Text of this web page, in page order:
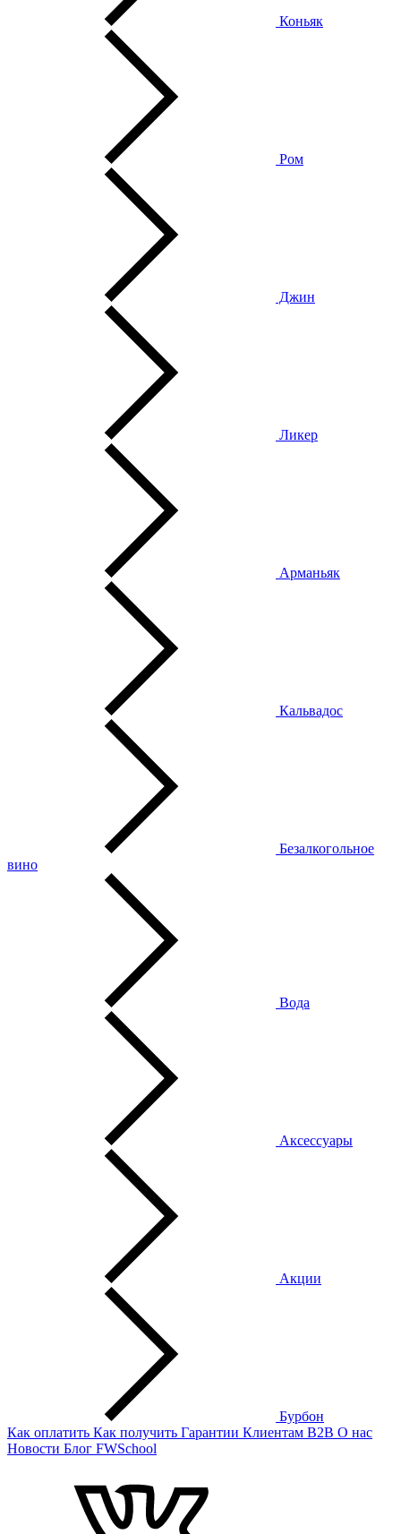
Коньяк
Ром
Джин
Ликер
Арманьяк
Кальвадос
Безалкогольное
вино
Вода
Аксессуары
Акции
Бурбон
Как оплатить Как получить Гарантии Клиентам B2B О нас
Новости Блог FWSchool